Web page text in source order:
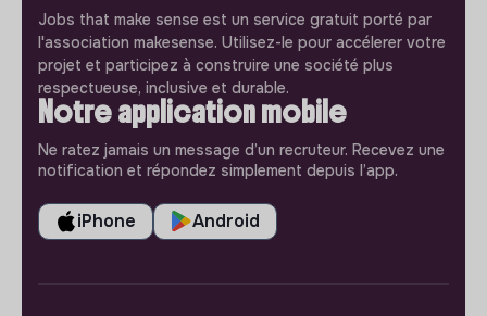
Jobs that make sense est un service gratuit porté par
l'association makesense. Utilisez-le pour accélerer votre
projet et participez à construire une société plus
respectueuse, inclusive et durable.
Notre application mobile
Ne ratez jamais un message d’un recruteur. Recevez une
notification et répondez simplement depuis l’app.
iPhone Android